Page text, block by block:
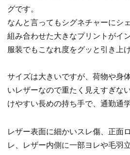
グです。
なんと言ってもシグネチャーにシ
組み合わせた大きなプリントがイ
服装でもこなれ度をグッと引き上
サイズは大きいですが、荷物や身
いレザーなので重たく見えすぎな
けやすい長めの持ち手で、通勤通
レザー表面に細かいスレ傷、正面
レ、レザー内側に一部ヨレや毛羽